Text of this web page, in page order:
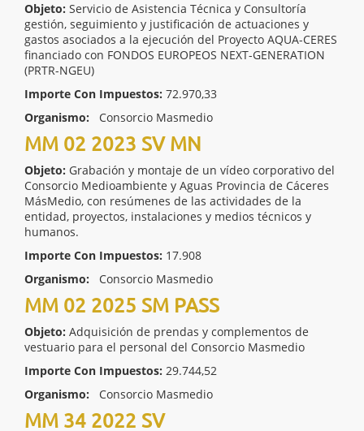
Objeto: Servicio de Asistencia Técnica y Consultoría
gestión, seguimiento y justificación de actuaciones y
gastos asociados a la ejecución del Proyecto AQUA-CERES
financiado con FONDOS EUROPEOS NEXT-GENERATION
(PRTR-NGEU)
Importe Con Impuestos: 72.970,33
Organismo:
Consorcio Masmedio
MM 02 2023 SV MN
Objeto: Grabación y montaje de un vídeo corporativo del
Consorcio Medioambiente y Aguas Provincia de Cáceres
MásMedio, con resúmenes de las actividades de la
entidad, proyectos, instalaciones y medios técnicos y
humanos.
Importe Con Impuestos: 17.908
Organismo:
Consorcio Masmedio
MM 02 2025 SM PASS
Objeto: Adquisición de prendas y complementos de
vestuario para el personal del Consorcio Masmedio
Importe Con Impuestos: 29.744,52
Organismo:
Consorcio Masmedio
MM 34 2022 SV